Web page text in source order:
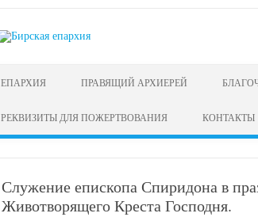
ЕПАРХИЯ ПРАВЯЩИЙ АРХИЕРЕЙ
РЕКВИЗИТЫ ДЛЯ ПОЖЕРТВОВАНИЯ КОНТАКТЫ
Служение епископа Спиридона в
Животворящего Креста Господня.